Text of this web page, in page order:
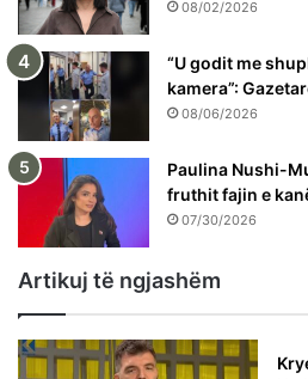
08/02/2026
“U godit me
kamera”:
08/06/2026
Paulina Nushi-
fruthit fajin e
07/30/2026
Artikuj të ngjashëm